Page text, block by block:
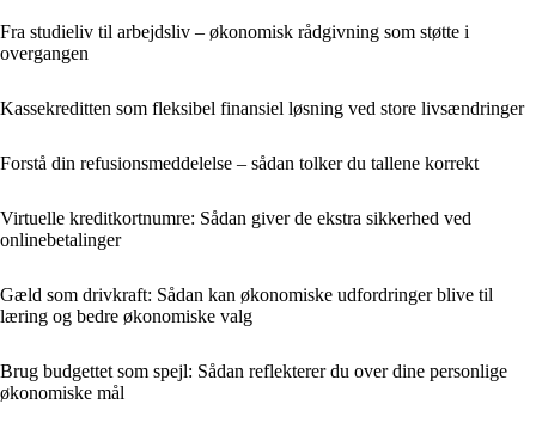
Fra studieliv til arbejdsliv – økonomisk rådgivning som støtte i
overgangen
Kassekreditten som fleksibel finansiel løsning ved store livsændringer
Forstå din refusionsmeddelelse – sådan tolker du tallene korrekt
Virtuelle kreditkortnumre: Sådan giver de ekstra sikkerhed ved
onlinebetalinger
Gæld som drivkraft: Sådan kan økonomiske udfordringer blive til
læring og bedre økonomiske valg
Brug budgettet som spejl: Sådan reflekterer du over dine personlige
økonomiske mål